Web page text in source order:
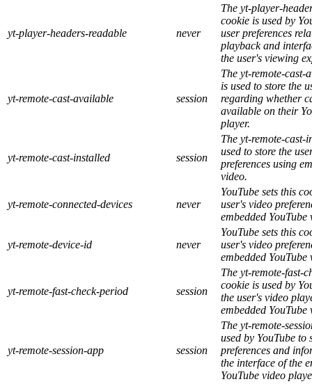
yt-player-headers-readable never
The yt-player-
cookie is used by
user preferences
playback and
the user's viewing
yt-remote-cast-available session
The yt-remote-cast-
is used to store the
regarding whether
available on their
player.
yt-remote-cast-installed session
The yt-remote-cast-
used to store the
preferences using
video.
yt-remote-connected-devices never
YouTube sets this
user's video
embedded YouTube
yt-remote-device-id never
YouTube sets this
user's video
embedded YouTube
yt-remote-fast-check-period session
The yt-remote-fast-
cookie is used by
the user's video
embedded YouTube
yt-remote-session-app session
The yt-remote-
used by YouTube to
preferences and
the interface of the
YouTube video